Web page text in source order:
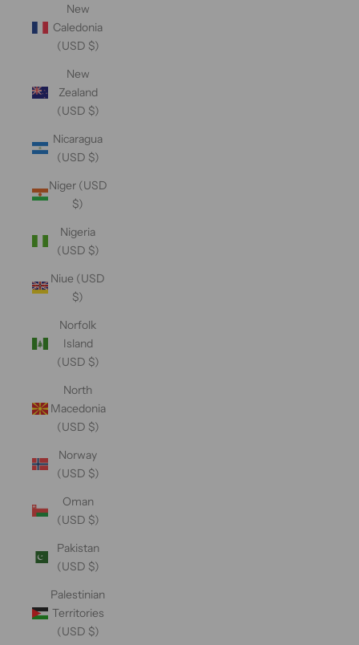
New
Caledonia
(USD $)
New
Zealand
(USD $)
Nicaragua
(USD $)
Niger (USD
$)
Nigeria
(USD $)
Niue (USD
$)
Norfolk
Island
(USD $)
North
Macedonia
(USD $)
Norway
(USD $)
Oman
(USD $)
Pakistan
(USD $)
Palestinian
Territories
(USD $)